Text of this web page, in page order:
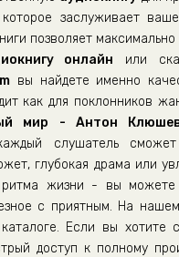
01
02
03
04
05
06
07
08
09
которое заслуживает
позволяет
онлайн или
вы найдете именно
как для поклонников
мир - Антон
слушатель
глубокая драма или
ритма жизни - вы
с приятным. На
Если вы хотите
доступ к полному